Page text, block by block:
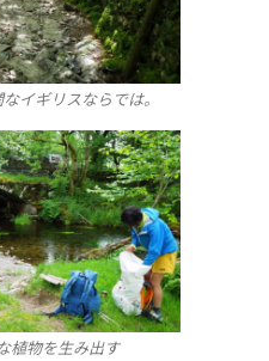
イギリスならでは。
植物を生み出す